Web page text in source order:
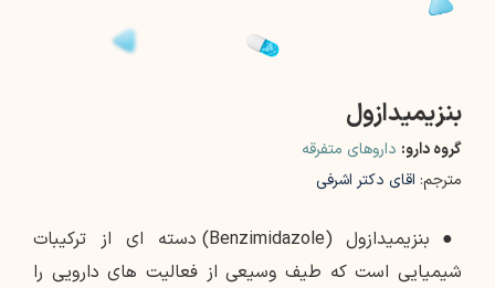
بنزیمیدازول
گروه دارو: داروهای متفرقه
مترجم: اقای دکتر اشرفی
●
بنزیمیدازول (Benzimidazole) دسته ای از ترکیبات
شیمیایی است که طیف وسیعی از فعالیت های دارویی را